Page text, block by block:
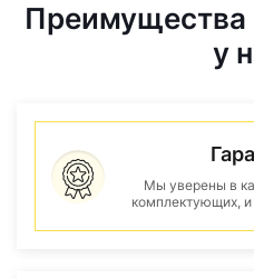
Преимущества
у
Мы уверены в
комплектующих, и